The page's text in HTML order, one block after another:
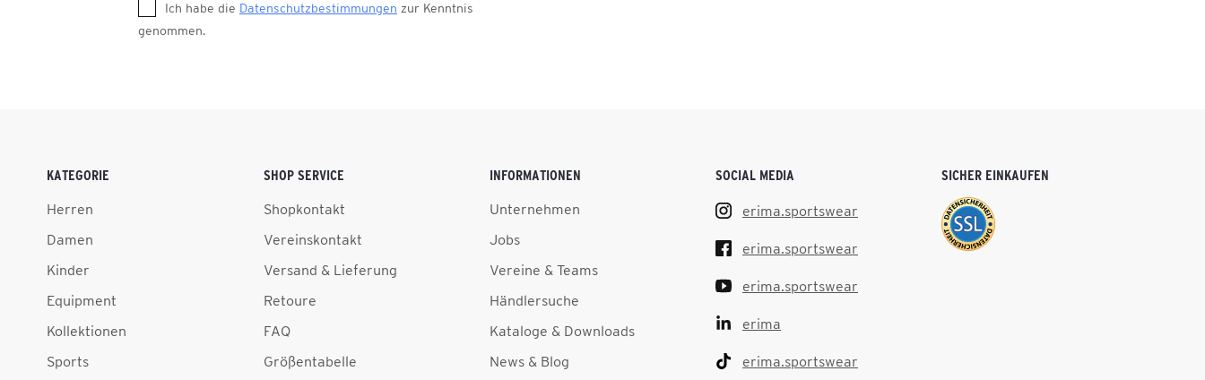
Ich habe die Datenschutzbestimmungen zur Kenntnis
genommen.
KATEGORIE
Herren
Damen
Kinder
Equipment
Kollektionen
Sports
SHOP SERVICE
Shopkontakt
Vereinskontakt
Versand & Lieferung
Retoure
FAQ
Größentabelle
INFORMATIONEN
Unternehmen
Jobs
Vereine & Teams
Händlersuche
Kataloge & Downloads
News & Blog
SOCIAL MEDIA
erima.sportswear
erima.sportswear
erima.sportswear
erima
erima.sportswear
SICHER EINKAUFEN